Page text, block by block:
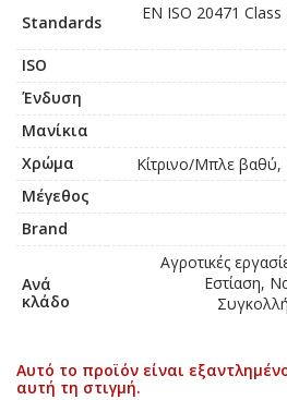
Standards
EN ISO 20471
ISO
Ένδυση
Μανίκια
Χρώμα
Κίτρινο/Μπλε βαθύ,
Μέγεθος
Brand
Ανά
κλάδο
Αγροτικές
Εστίαση,
Αυτό το προϊόν είναι
αυτή τη στιγμή.